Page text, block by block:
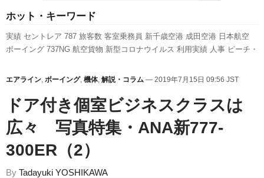
ホット・キーワード
実績 セントレア 787 旅客数 客室乗務員 新千歳空港 成田空港 日本航空
ボーイング 737NG 航空貨物 新型コロナウイルス 利用実績 人事 ピーチ・
フライヤー
福岡空港 発着回数 スカイマーク 全日空 新路線 訪日客 A350
の注目記事
エアライン, ボーイング, 機体, 解説・コラム — 2019年7月15日 09:56 JST
ドア付き個室ビジネスクラスは
広々 写真特集・ANA新777-
300ER（2）
By Tadayuki YOSHIKAWA